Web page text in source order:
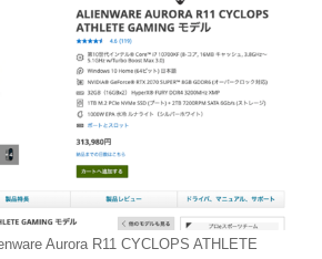
Aurora R11 CYCLOPS ATHLETE